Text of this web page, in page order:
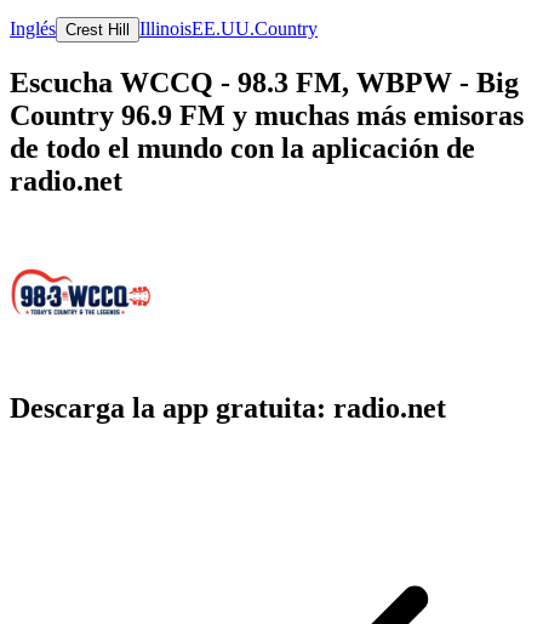
Inglés Crest Hill IllinoisEE.UU.Country
Escucha WCCQ - 98.3 FM, WBPW - Big
Country 96.9 FM y muchas más emisoras
de todo el mundo con la aplicación de
radio.net
Descarga la app gratuita: radio.net